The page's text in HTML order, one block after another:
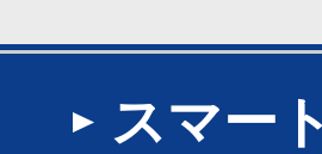
スマー